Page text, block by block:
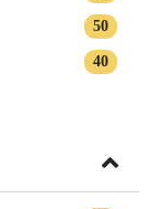
50
40